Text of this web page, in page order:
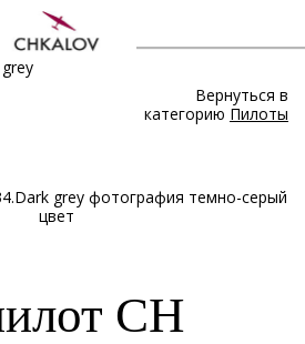
Вернуться в
категорию Пилоты
CH